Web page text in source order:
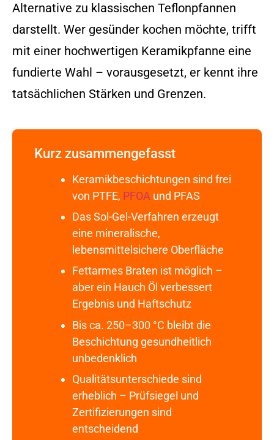
Alternative zu klassischen Teflonpfannen
darstellt. Wer gesünder kochen möchte, trifft
mit einer hochwertigen Keramikpfanne eine
fundierte Wahl – vorausgesetzt, er kennt ihre
tatsächlichen Stärken und Grenzen.
Kurz zusammengefasst
Keramikbeschichtungen sind frei
von PTFE, PFOA und PFAS
Das Sol-Gel-Verfahren erzeugt
eine mineralische,
lebensmittelsichere Oberfläche
Fettarmes Braten ist möglich –
aber ein Hauch Öl verbessert
Ergebnis und Haftschutz
Bis ca. 250–300 °C bleibt die
Beschichtung gesundheitlich
unbedenklich
Qualitätsunterschiede sind
erheblich – Prüfsiegel und
Zertifizierungen sind
entscheidend